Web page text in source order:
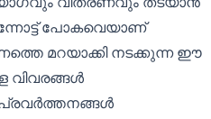
പോകവെയാണ്
മറയാക്കി നടക്കുന്ന ഈ
വിവരങ്ങൾ